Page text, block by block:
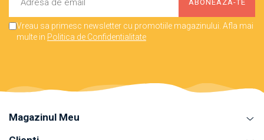
Vreau sa primesc newsletter cu promotiile magazinului. Afla mai
multe in Politica de Confidentialitate
Magazinul Meu